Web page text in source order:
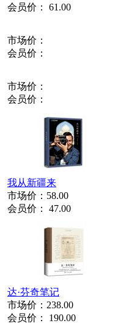
会员价： 61.00
市场价：
会员价：
市场价：
会员价：
我从新疆来
市场价： 58.00
会员价： 47.00
达·芬奇笔记
市场价： 238.00
会员价： 190.00